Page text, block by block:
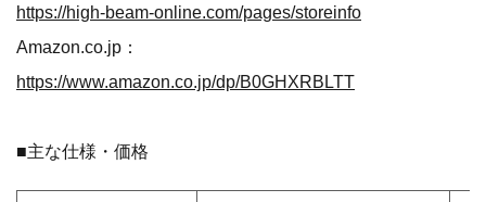
https://high-beam-online.com/pages/storeinfo
Amazon.co.jp：
https://www.amazon.co.jp/dp/B0GHXRBLTT
■主な仕様・価格